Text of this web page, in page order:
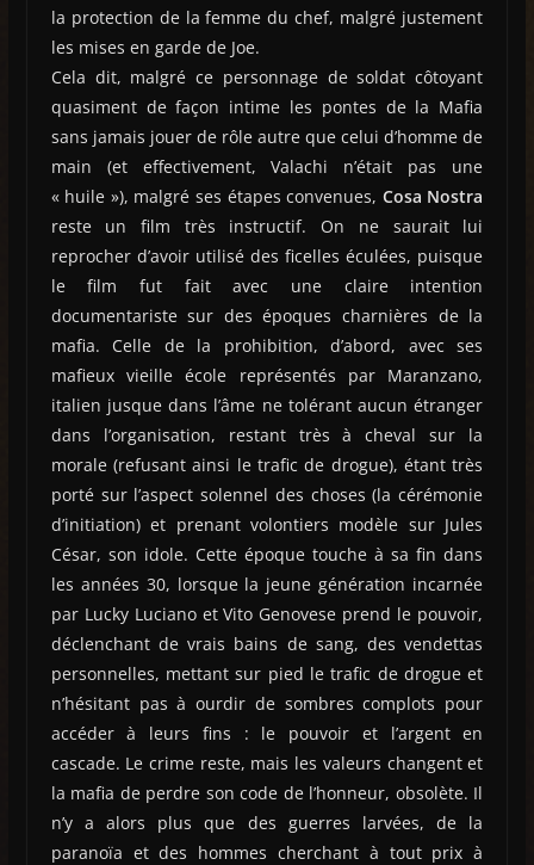
la protection de la femme du chef, malgré justement
les mises en garde de Joe.
Cela dit, malgré ce personnage de soldat côtoyant
quasiment de façon intime les pontes de la Mafia
sans jamais jouer de rôle autre que celui d’homme de
main (et effectivement, Valachi n’était pas une
« huile »), malgré ses étapes convenues, Cosa Nostra
reste un film très instructif. On ne saurait lui
reprocher d’avoir utilisé des ficelles éculées, puisque
le film fut fait avec une claire intention
documentariste sur des époques charnières de la
mafia. Celle de la prohibition, d’abord, avec ses
mafieux vieille école représentés par Maranzano,
italien jusque dans l’âme ne tolérant aucun étranger
dans l’organisation, restant très à cheval sur la
morale (refusant ainsi le trafic de drogue), étant très
porté sur l’aspect solennel des choses (la cérémonie
d’initiation) et prenant volontiers modèle sur Jules
César, son idole. Cette époque touche à sa fin dans
les années 30, lorsque la jeune génération incarnée
par Lucky Luciano et Vito Genovese prend le pouvoir,
déclenchant de vrais bains de sang, des vendettas
personnelles, mettant sur pied le trafic de drogue et
n’hésitant pas à ourdir de sombres complots pour
accéder à leurs fins : le pouvoir et l’argent en
cascade. Le crime reste, mais les valeurs changent et
la mafia de perdre son code de l’honneur, obsolète. Il
n’y a alors plus que des guerres larvées, de la
paranoïa et des hommes cherchant à tout prix à